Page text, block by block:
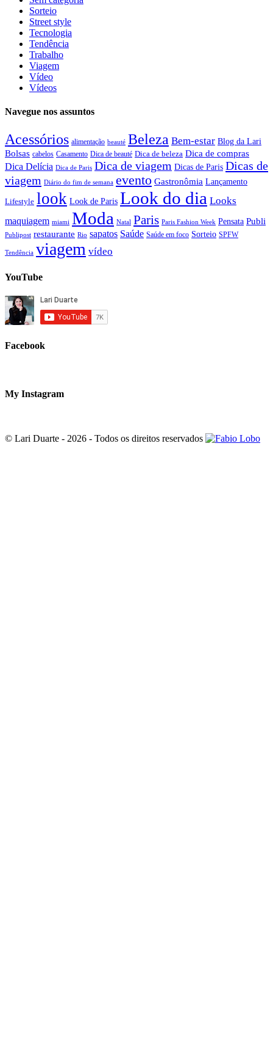
Sorteio
Street style
Tecnologia
Tendência
Trabalho
Viagem
Vídeo
Vídeos
Navegue nos assuntos
Acessórios alimentação beauté Beleza Bem-estar Blog da Lari
Bolsas cabelos Casamento Dica de beauté Dica de beleza Dica de compras
Dica Delícia Dica de Paris Dica de viagem Dicas de Paris Dicas de
viagem Diário do fim de semana evento Gastronômia Lançamento
Lifestyle look Look de Paris Look do dia Looks
maquiagem miami Moda Natal Paris Paris Fashion Week Pensata Publi
Publipost restaurante Rio sapatos Saúde Saúde em foco Sorteio SPFW
Tendência viagem vídeo
YouTube
Facebook
My Instagram
© Lari Duarte - 2026 - Todos os direitos reservados